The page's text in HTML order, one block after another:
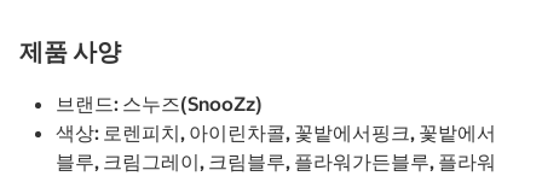
제품 사양
브랜드: 스누즈(SnooZz)
색상: 로렌피치, 아이린차콜, 꽃밭에서핑크, 꽃밭에서
블루, 크림그레이, 크림블루, 플라워가든블루, 플라워